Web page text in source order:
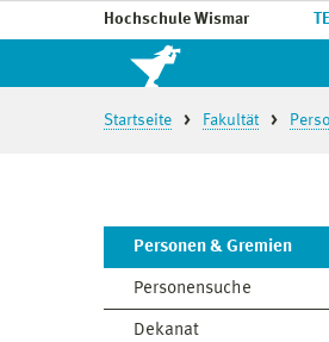
Hochschule Wismar
Startseite Fakultät
Personen & Gremien
Personensuche
Dekanat